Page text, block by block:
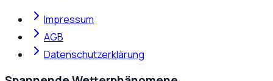
Impressum
AGB
Datenschutzerklärung